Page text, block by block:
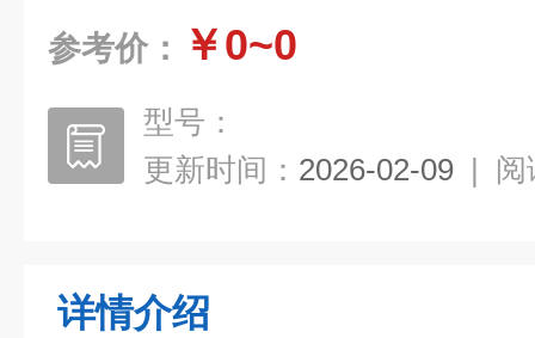
参考价： ￥0~0
型号：
更新时间： 2026-02-09 | 阅
详情介绍